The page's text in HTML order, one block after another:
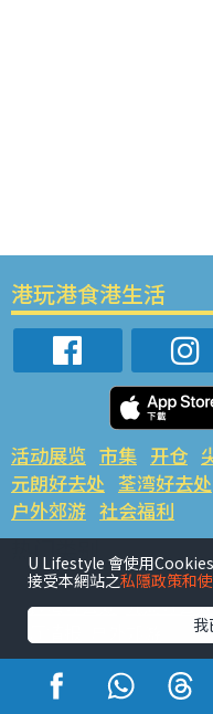
港玩港食港生活
活动展览 市集 开仓
元朗好去处 荃湾好去处
户外郊游 社会福利
热门类别
网民热话 活动展览 市集
铜锣湾好去处 元朗好去处
餐厅情报
热门标签
#UGO揾好去处 #人气活
U Lifestyle 會使用
接受本網站之私隱政策和
我